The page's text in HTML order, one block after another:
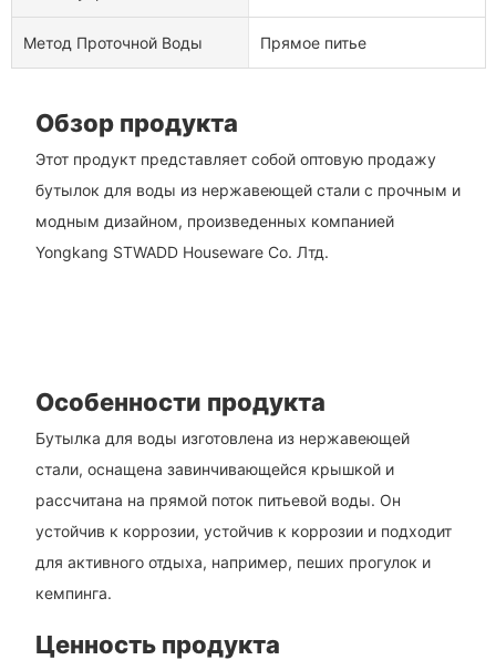
Метод Проточной Воды Прямое питье
Обзор продукта
Этот продукт представляет собой оптовую продажу
бутылок для воды из нержавеющей стали с прочным и
модным дизайном, произведенных компанией
Yongkang STWADD Houseware Co. Лтд.
Особенности продукта
Бутылка для воды изготовлена ​​из нержавеющей
стали, оснащена завинчивающейся крышкой и
рассчитана на прямой поток питьевой воды. Он
устойчив к коррозии, устойчив к коррозии и подходит
для активного отдыха, например, пеших прогулок и
кемпинга.
Ценность продукта